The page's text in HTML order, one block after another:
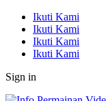
Ikuti Kami
Ikuti Kami
Ikuti Kami
Ikuti Kami
Sign in